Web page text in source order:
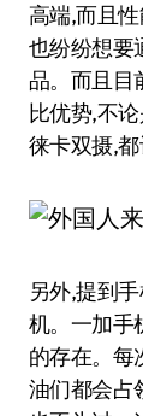
高端,而且
也纷纷想要
品。而且目
比优势,不
徕卡双摄,都
另外,提到
机。一加手
的存在。每
油们都会占